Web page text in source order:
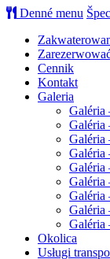
Denné menu
Cennik
Kontakt
Galeria
Galéria
Galéria
Galéria
Galéria
Galéria
Galéria
Galéria
Galéria
Galéria
Okolica
Usługi